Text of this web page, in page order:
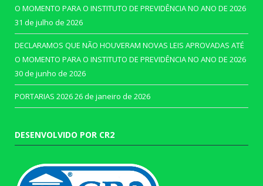
O MOMENTO PARA O INSTITUTO DE PREVIDÊNCIA NO ANO DE 2026
31 de julho de 2026
DECLARAMOS QUE NÃO HOUVERAM NOVAS LEIS APROVADAS ATÉ
O MOMENTO PARA O INSTITUTO DE PREVIDÊNCIA NO ANO DE 2026
30 de junho de 2026
PORTARIAS 202626 de janeiro de 2026
DESENVOLVIDO POR CR2